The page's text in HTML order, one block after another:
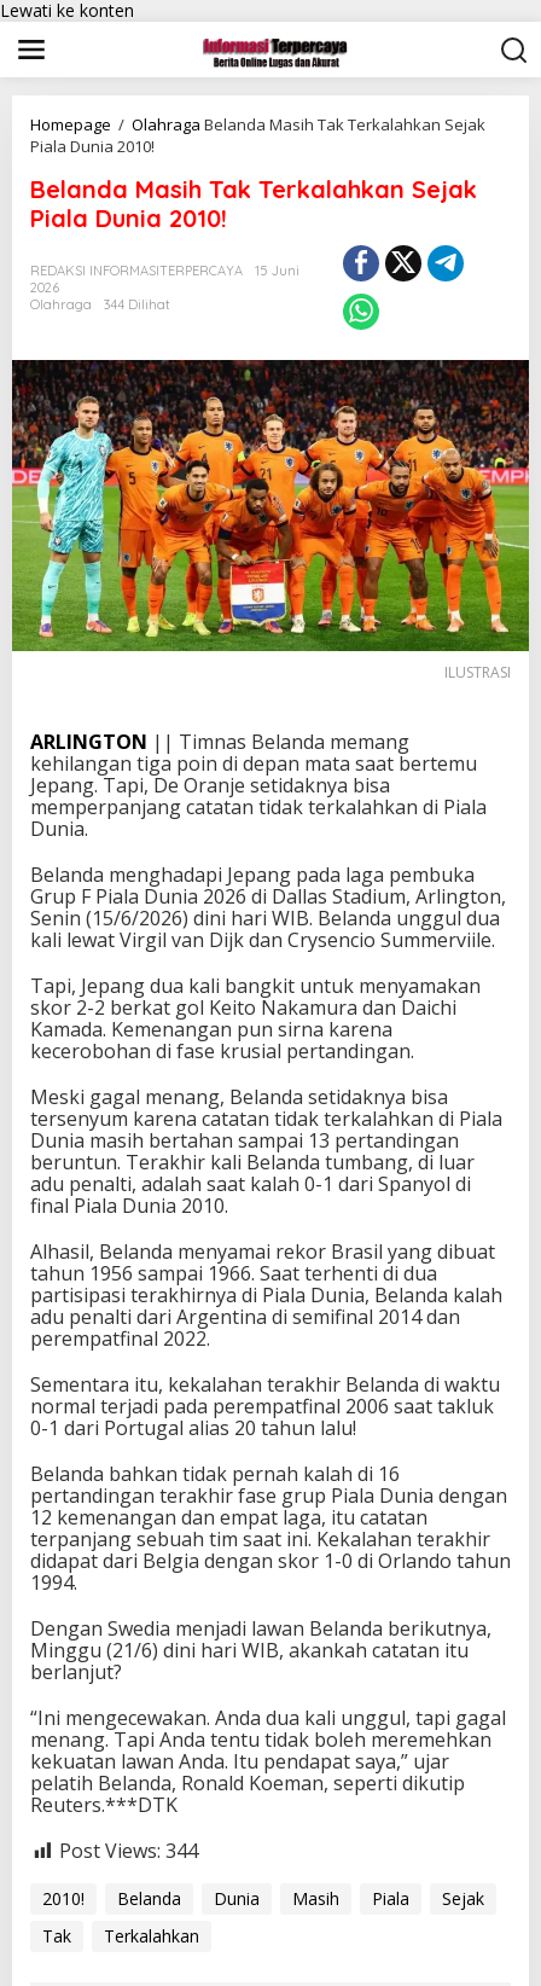
Lewati ke konten
Homepage / Olahraga Belanda Masih Tak Terkalahkan Sejak
Piala Dunia 2010!
Belanda Masih Tak Terkalahkan Sejak
Piala Dunia 2010!
REDAKSI INFORMASITERPERCAYA
15 Juni
2026
Olahraga
344 Dilihat
ILUSTRASI
ARLINGTON || Timnas Belanda memang
kehilangan tiga poin di depan mata saat bertemu
Jepang. Tapi, De Oranje setidaknya bisa
memperpanjang catatan tidak terkalahkan di Piala
Dunia.
Belanda menghadapi Jepang pada laga pembuka
Grup F Piala Dunia 2026 di Dallas Stadium, Arlington,
Senin (15/6/2026) dini hari WIB. Belanda unggul dua
kali lewat Virgil van Dijk dan Crysencio Summerviile.
Tapi, Jepang dua kali bangkit untuk menyamakan
skor 2-2 berkat gol Keito Nakamura dan Daichi
Kamada. Kemenangan pun sirna karena
kecerobohan di fase krusial pertandingan.
Meski gagal menang, Belanda setidaknya bisa
tersenyum karena catatan tidak terkalahkan di Piala
Dunia masih bertahan sampai 13 pertandingan
beruntun. Terakhir kali Belanda tumbang, di luar
adu penalti, adalah saat kalah 0-1 dari Spanyol di
final Piala Dunia 2010.
Alhasil, Belanda menyamai rekor Brasil yang dibuat
tahun 1956 sampai 1966. Saat terhenti di dua
partisipasi terakhirnya di Piala Dunia, Belanda kalah
adu penalti dari Argentina di semifinal 2014 dan
perempatfinal 2022.
Sementara itu, kekalahan terakhir Belanda di waktu
normal terjadi pada perempatfinal 2006 saat takluk
0-1 dari Portugal alias 20 tahun lalu!
Belanda bahkan tidak pernah kalah di 16
pertandingan terakhir fase grup Piala Dunia dengan
12 kemenangan dan empat laga, itu catatan
terpanjang sebuah tim saat ini. Kekalahan terakhir
didapat dari Belgia dengan skor 1-0 di Orlando tahun
1994.
Dengan Swedia menjadi lawan Belanda berikutnya,
Minggu (21/6) dini hari WIB, akankah catatan itu
berlanjut?
“Ini mengecewakan. Anda dua kali unggul, tapi gagal
menang. Tapi Anda tentu tidak boleh meremehkan
kekuatan lawan Anda. Itu pendapat saya,” ujar
pelatih Belanda, Ronald Koeman, seperti dikutip
Reuters.***DTK
Post Views: 344
2010! Belanda Dunia Masih Piala
Sejak
Tak
Terkalahkan